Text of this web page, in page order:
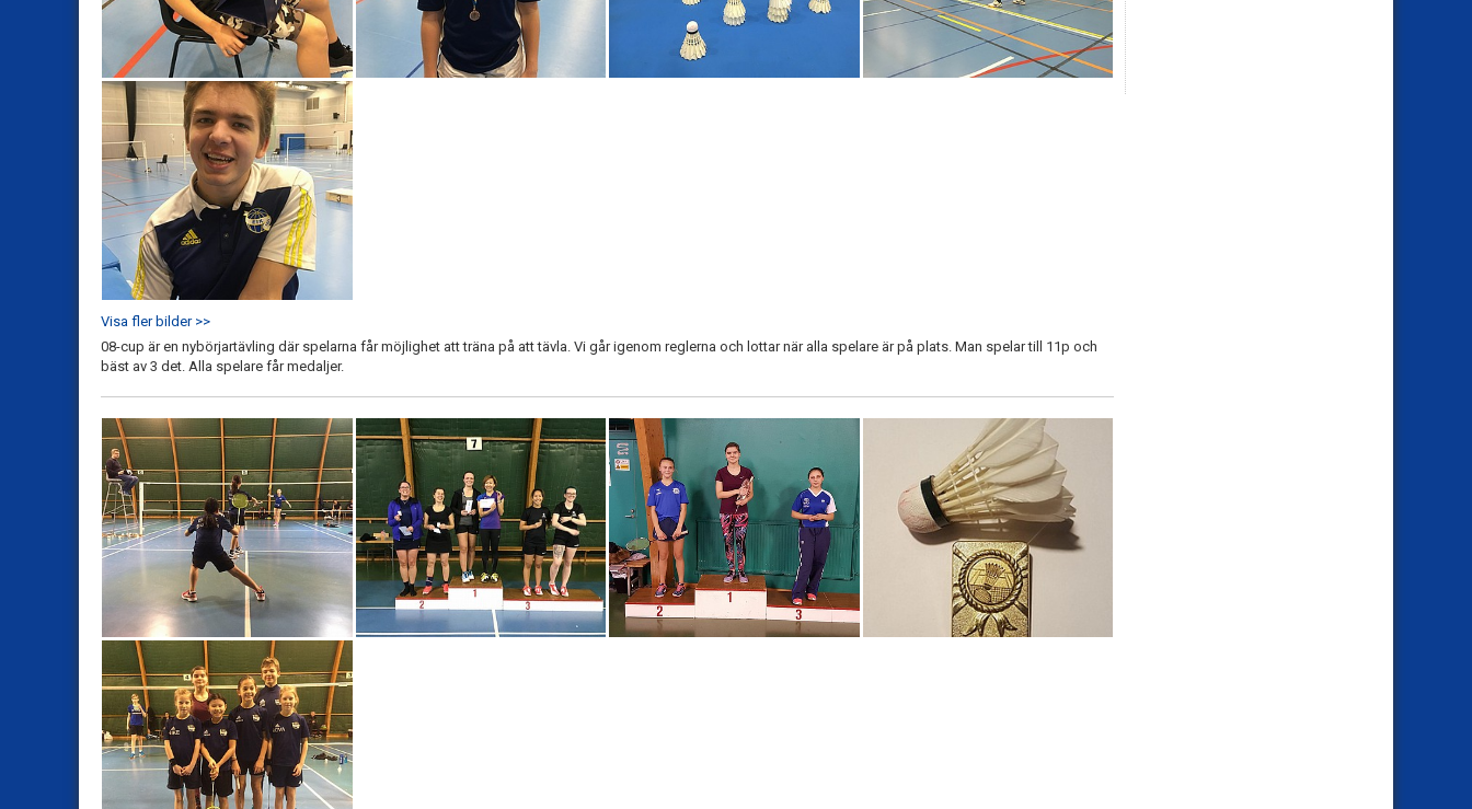
Visa fler bilder >>
08-cup är en nybörjartävling där spelarna får möjlighet att träna på att tävla. Vi går igenom reglerna och lottar när alla spelare är på plats. Man spelar till 11p och
bäst av 3 det. Alla spelare får medaljer.